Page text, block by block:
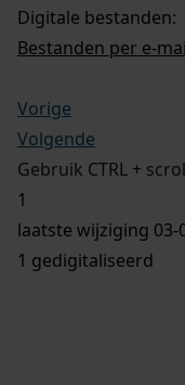
Digitale bestanden:
Bestanden per e-
Vorige
Volgende
Gebruik CTRL +
laatste wijziging 03-
1 gedigitaliseerd